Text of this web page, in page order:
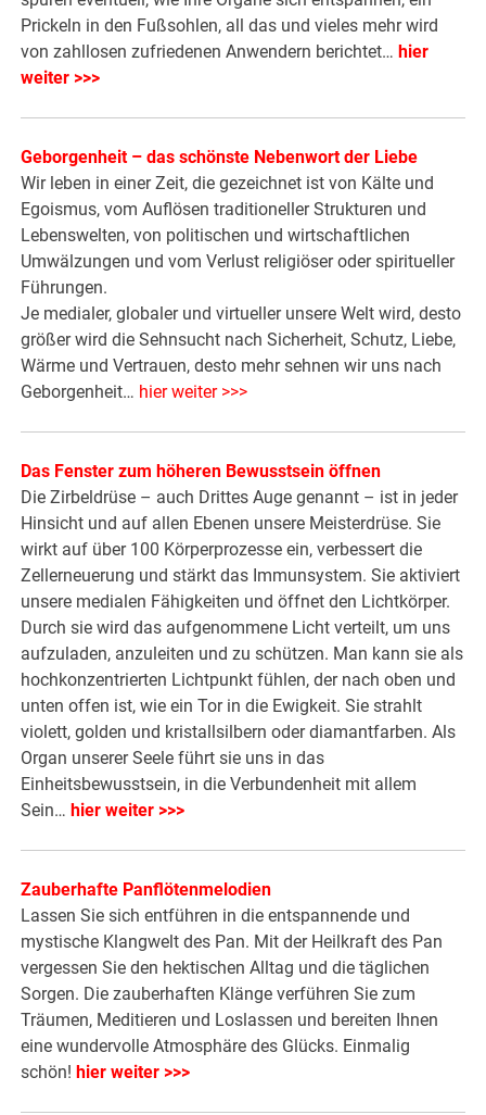
Prickeln in den Fußsohlen, all das und vieles mehr wird
von zahllosen zufriedenen Anwendern berichtet… hier
weiter >>>
Geborgenheit – das schönste Nebenwort der Liebe
Wir leben in einer Zeit, die gezeichnet ist von Kälte und
Egoismus, vom Auflösen traditioneller Strukturen und
Lebenswelten, von politischen und wirtschaftlichen
Umwälzungen und vom Verlust religiöser oder spiritueller
Führungen.
Je medialer, globaler und virtueller unsere Welt wird, desto
größer wird die Sehnsucht nach Sicherheit, Schutz, Liebe,
Wärme und Vertrauen, desto mehr sehnen wir uns nach
Geborgenheit… hier weiter >>>
Das Fenster zum höheren Bewusstsein öffnen
Die Zirbeldrüse – auch Drittes Auge genannt – ist in jeder
Hinsicht und auf allen Ebenen unsere Meisterdrüse. Sie
wirkt auf über 100 Körperprozesse ein, verbessert die
Zellerneuerung und stärkt das Immunsystem. Sie aktiviert
unsere medialen Fähigkeiten und öffnet den Lichtkörper.
Durch sie wird das aufgenommene Licht verteilt, um uns
aufzuladen, anzuleiten und zu schützen. Man kann sie als
hochkonzentrierten Lichtpunkt fühlen, der nach oben und
unten offen ist, wie ein Tor in die Ewigkeit. Sie strahlt
violett, golden und kristallsilbern oder diamantfarben. Als
Organ unserer Seele führt sie uns in das
Einheitsbewusstsein, in die Verbundenheit mit allem
Sein… hier weiter >>>
Zauberhafte Panflötenmelodien
Lassen Sie sich entführen in die entspannende und
mystische Klangwelt des Pan. Mit der Heilkraft des Pan
vergessen Sie den hektischen Alltag und die täglichen
Sorgen. Die zauberhaften Klänge verführen Sie zum
Träumen, Meditieren und Loslassen und bereiten Ihnen
eine wundervolle Atmosphäre des Glücks. Einmalig
schön! hier weiter >>>